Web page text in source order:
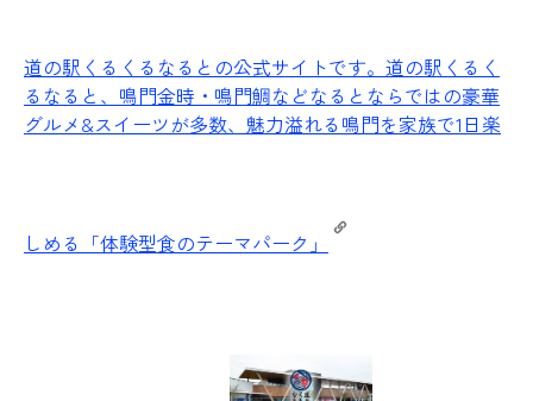
道の駅くるくるなるとの公式サイトです。 道の駅くるく
るなると、鳴門金時・鳴門鯛などなるとならではの豪華
グルメ&スイーツが多数、魅力溢れる鳴門を家族で1日楽
しめる「体験型食のテーマパーク」